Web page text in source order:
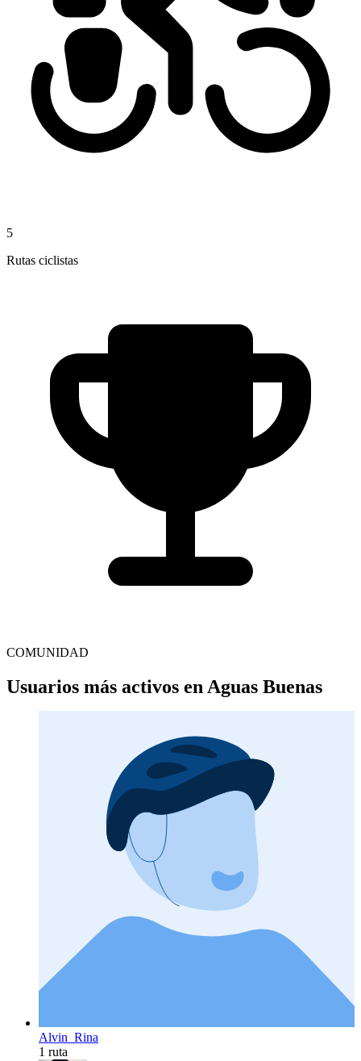
5
Rutas ciclistas
COMUNIDAD
Usuarios más activos en Aguas Buenas
Alvin_Rina
1 ruta